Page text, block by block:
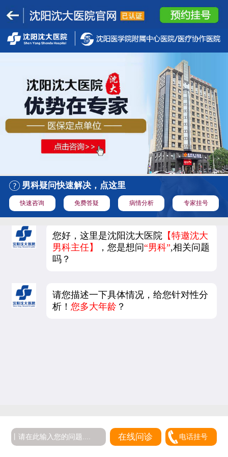
男科疑问快速解决，点这里
快速咨询 免费答疑 病情分析 专家挂号
您好，这里是沈阳沈大医院 【特邀沈大
男科主任】
，您是想问“男科”,相关问题
吗？
请您描述一下具体情况，给您针对性分
析！您多大年龄 ？
在线问诊 电话挂号
5